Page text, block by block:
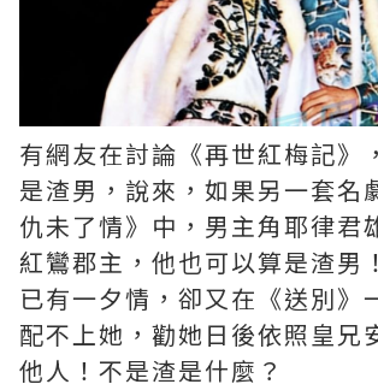
有網友在討論《再世紅梅記》
是渣男，說來，如果另一套名
仇未了情》中，男主角耶律君
紅鸞郡主，他也可以算是渣男
已有一夕情，卻又在《送別》
配不上她，勸她日後依照皇兄
他人！不是渣是什麼？ ​​​